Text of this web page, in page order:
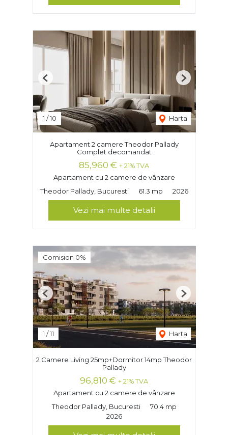
1 /10 Harta
Previous Next
Apartament 2 camere Theodor Pallady
Complet decomandat
85,960 € + 21% TVA
Apartament cu 2 camere de vânzare
Theodor Pallady, Bucuresti
61.3 mp 2026
Vezi mai multe detalii
Comision 0%
1 /11 Harta
Previous Next
2 Camere Living 25mp+Dormitor 14mp Theodor
Pallady
96,810 € + 21% TVA
Apartament cu 2 camere de vânzare
Theodor Pallady, Bucuresti
70.4 mp
2026